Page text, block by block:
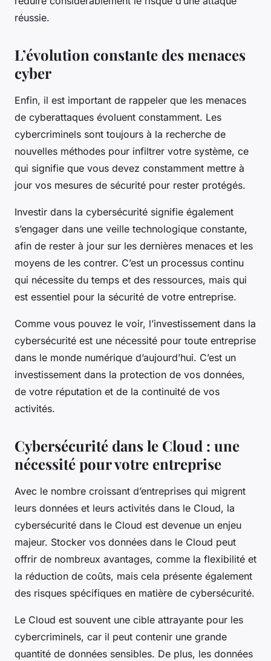
réussie.
L’évolution constante des menaces
cyber
Enfin, il est important de rappeler que les menaces
de cyberattaques évoluent constamment. Les
cybercriminels sont toujours à la recherche de
nouvelles méthodes pour infiltrer votre système, ce
qui signifie que vous devez constamment mettre à
jour vos mesures de sécurité pour rester protégés.
Investir dans la cybersécurité signifie également
s’engager dans une veille technologique constante,
afin de rester à jour sur les dernières menaces et les
moyens de les contrer. C’est un processus continu
qui nécessite du temps et des ressources, mais qui
est essentiel pour la sécurité de votre entreprise.
Comme vous pouvez le voir, l’investissement dans la
cybersécurité est une nécessité pour toute entreprise
dans le monde numérique d’aujourd’hui. C’est un
investissement dans la protection de vos données,
de votre réputation et de la continuité de vos
activités.
Cybersécurité dans le Cloud : une
nécessité pour votre entreprise
Avec le nombre croissant d’entreprises qui migrent
leurs données et leurs activités dans le Cloud, la
cybersécurité dans le Cloud est devenue un enjeu
majeur. Stocker vos données dans le Cloud peut
offrir de nombreux avantages, comme la flexibilité et
la réduction de coûts, mais cela présente également
des risques spécifiques en matière de cybersécurité.
Le Cloud est souvent une cible attrayante pour les
cybercriminels, car il peut contenir une grande
quantité de données sensibles. De plus, les données